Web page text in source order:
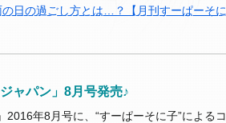
日の過ごし方とは…？【月刊すーぱーそに
ャパン」8月号発売♪
年8月号に、“すーぱーそに子”によるコ